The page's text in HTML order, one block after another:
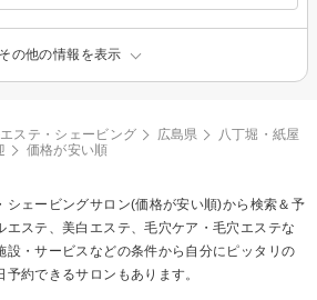
その他の情報を表示
ステ・シェービング 広島県
八丁堀・紙屋
価格が安い順
シェービングサロン(価格が安い順)から検索＆予
エステ、美白エステ、毛穴ケア・毛穴エステな
設・サービスなどの条件から自分にピッタリの
約できるサロンもあります。